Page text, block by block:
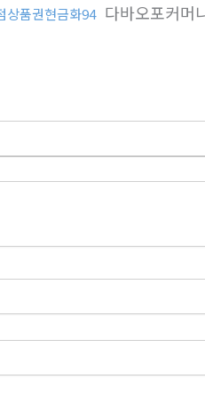
상품권현금화94 다바오포커머